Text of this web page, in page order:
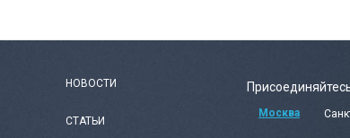
НОВОСТИ
СТАТЬИ
Москва